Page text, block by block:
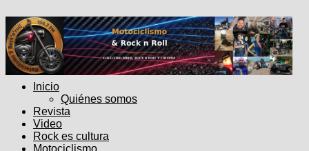
Inicio
Quiénes somos
Revista
Video
Rock es cultura
Motociclismo